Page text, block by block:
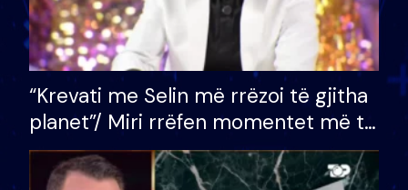
“Krevati me Selin më rrëzoi të gjitha
planet”/ Miri rrëfen momentet më të
bukura në shtëpinë e BB VIP: Do më
mungojë zilja e mëngjesit kur…